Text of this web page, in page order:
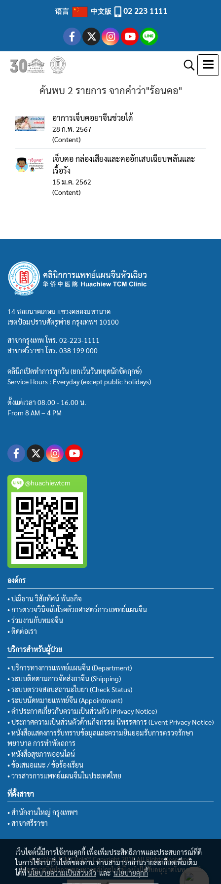
语言 中文版 02 223 1111
ค้นพบ 2 รายการ จากคำว่า"ร้อนคอ"
อาการเจ็บคอยาจีนช่วยได้
28 ก.พ. 2567
(Content)
เจ็บคอ กล่องเสียงและคออักเสบเฉียบพลันและ
เรื้อรัง
15 ม.ค. 2562
(Content)
14 ซอยนาคเกษม แขวงคลองมหานาค
เขตป้อมปราบศัตรูพ่าย กรุงเทพฯ 10100
สาขากรุงเทพ โทร. 02-223-1111
สาขาศรีราชา โทร. 038 199 000
คลินิกเปิดทำการทุกวัน (ยกเว้นวันหยุดนักขัตฤกษ์)
Service Hours : Everyday (except public holidays)
ตั้งแต่เวลา 08.00 - 16.00 น.
From 8 AM – 4 PM
@huachiewtcm
องค์กร
• ปณิธาน วิสัยทัศน์ พันธกิจ
• การตรวจวินิจฉัยโรคด้วยศาสตร์การแพทย์แผนจีน
• ร่วมงานกับหมอจีน
• ติดต่อเรา
บริการสำหรับผู้ป่วย
• บริการทางการแพทย์แผนจีน (Department)
• ระบบติดตามการจัดส่งยาจีน (Shipping)
• ระบบตรวจสอบสถานะใบยา (Check Status)
• ระบบนัดหมายแพทย์จีน (Appointment)
• คำประกาศเกี่ยวกับความเป็นส่วนตัว (Privacy Notice)
• ประกาศความเป็นส่วนตัวด้านกิจกรรม นิทรรศการ (Event Privacy Notice)
• หนังสือแสดงการรับทราบข้อมูลและความยินยอมรับการตรวจรักษา
พยาบาล การทำหัตถการ
• หนังสือสุขภาพออนไลน์
• ข้อเสนอแนะ / ข้อร้องเรียน
• วารสารการแพทย์แผนจีนในประเทศไทย
ที่ตั้งสาขา
• สำนักงานใหญ่ กรุงเทพฯ
• สาขาศรีราชา
Huachiew TCM Clinic© Copyright 2018 All Rights Reserved.
ไม่อนุญาตให้นำภาพของทางคลินิกฯไปใช้โดยไม่ได้รับอนุญาตในทุกกรณี
เว็บไซต์นี้มีการใช้งานคุกกี้ เพื่อเพิ่มประสิทธิภาพและประสบการณ์ที่ดี
ในการใช้งานเว็บไซต์ของท่าน ท่านสามารถอ่านรายละเอียดเพิ่มเติม
ได้ที่นโยบายความเป็นส่วนตัวและนโยบายคุกกี้